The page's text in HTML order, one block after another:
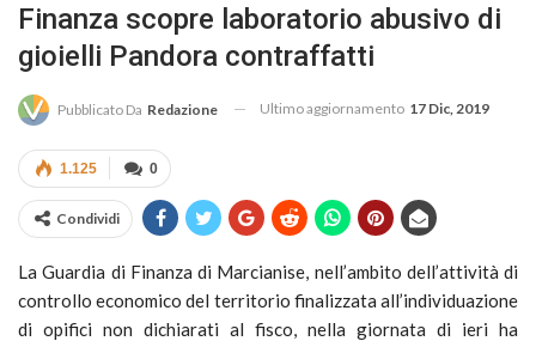
Finanza scopre laboratorio abusivo di
gioielli Pandora contraffatti
Pubblicato Da Redazione Ultimo aggiornamento 17 Dic, 2019
0
1.125
Condividi
La Guardia di Finanza di Marcianise, nell’ambito dell’attività di
controllo economico del territorio finalizzata all’individuazione
di opifici non dichiarati al fisco, nella giornata di ieri ha